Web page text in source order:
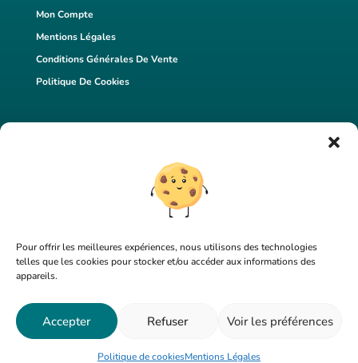
Pour offrir les meilleures expériences, nous utilisons des technologies
telles que les cookies pour stocker et/ou accéder aux informations des
appareils.
Accepter Refuser Voir les préférences
Politique de cookiesMentions Légales
Mon Compte
Mentions Légales
Conditions Générales De Vente
Politique De Cookies
ME CONTACTER
© 2026 La Queer Bogossité | Tous droits réservés |